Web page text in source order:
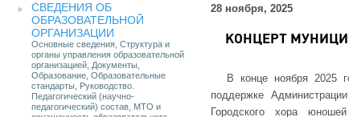
СВЕДЕНИЯ ОБ
ОБРАЗОВАТЕЛЬНОЙ
ОРГАНИЗАЦИИ
Основные сведения, Структура и
органы управления образовательной
организацией, Документы,
Образование, Образовательные
стандарты, Руководство.
Педагогический (научно-
педагогический) состав, МТО и
28 ноября, 2025
КОНЦЕРТ
В конце ноября 2025
поддержке
Городского хора